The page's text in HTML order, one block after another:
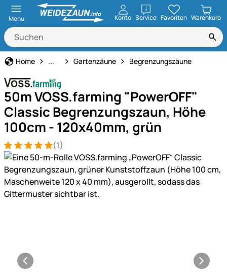
Menu Konto ServiceöffnenFavoriten Warenkorb
Home Haus und Hof
... Gartenzäune Begrenzungszäune
50m VOSS.farming "PowerOFF"
Classic Begrenzungszaun, Höhe
100cm - 120x40mm, grün
Bewertung: 5 von 5 (1 Bewertungen)
1 Bewertung (1)
Produktgalerie